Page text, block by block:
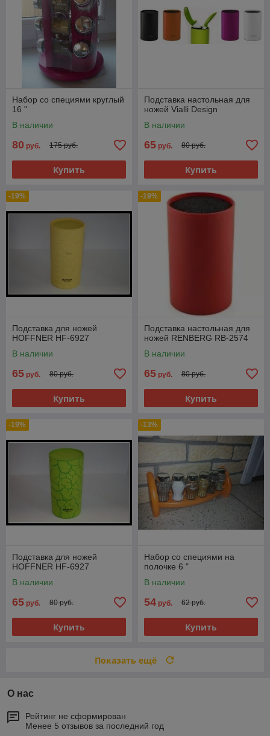
Набор со специями круглый
16 "
В наличии
80 руб. 175 руб.
Купить
Подставка настольная для
ножей Vialli Design
В наличии
65 руб. 80 руб.
Купить
-19%
Подставка для ножей
HOFFNER HF-6927
В наличии
65 руб. 80 руб.
Купить
-19%
Подставка настольная для
ножей RENBERG RB-2574
В наличии
65 руб. 80 руб.
Купить
-19%
Подставка для ножей
HOFFNER HF-6927
В наличии
65 руб. 80 руб.
Купить
-13%
Набор со специями на
полочке 6 "
В наличии
54 руб. 62 руб.
Купить
Показать ещё
О нас
Рейтинг не сформирован
Менее 5 отзывов за последний год